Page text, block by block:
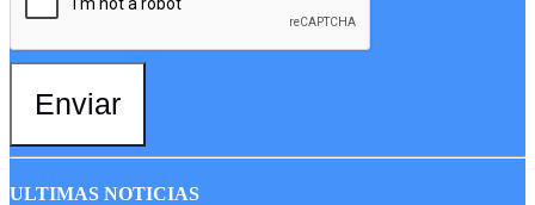
Enviar
ULTIMAS NOTICIAS